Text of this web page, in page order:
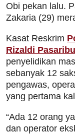
Obi pekan lalu.
Zakaria (29)
Kasat Reskrim
Rizaldi Pasaribu
penyelidikan
sebanyak 12
pengawas,
yang pertama
“Ada 12 orang
dan operator